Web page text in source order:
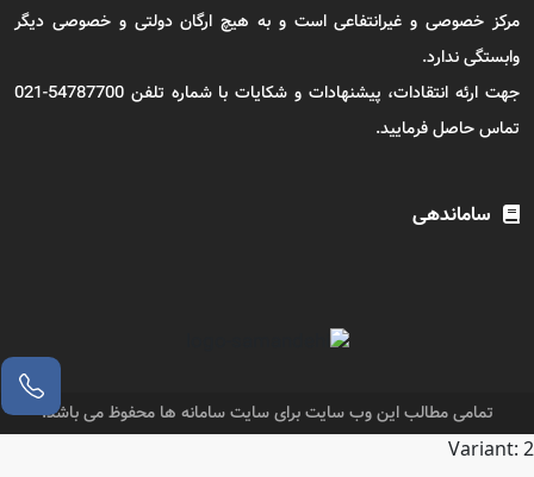
مرکز خصوصی و غیرانتفاعی است و به هیچ ارگان دولتی و خصوصی دیگر
وابستگی ندارد.
جهت ارئه انتقادات، پیشنهادات و شکایات با شماره تلفن 54787700-021
تماس حاصل فرمایید.
ساماندهی
تمامی مطالب این وب سایت برای سایت سامانه ها محفوظ می باشد.
Variant: 2